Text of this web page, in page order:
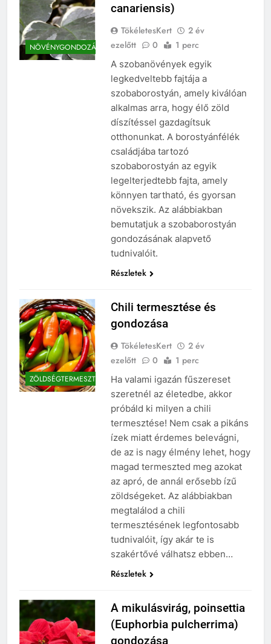
NÖVÉNYGONDOZÁS
canariensis)
TökéletesKert
2 év
ezelőtt
0 1 perc
A szobanövények egyik
legkedveltebb fajtája a
szobaborostyán, amely kiválóan
alkalmas arra, hogy élő zöld
díszítéssel gazdagítsuk
otthonunkat. A borostyánfélék
családjába tartozó
szobaborostyán az egyik
legelterjedtebb fajta, amely
könnyen tartható, és gyorsan
növekszik. Az alábbiakban
bemutatjuk a szobaborostyán
gondozásának alapvető
tudnivalóit.
Részletek
ZÖLDSÉGTERMESZTÉS
Chili termesztése és
gondozása
TökéletesKert
2 év
ezelőtt
0 1 perc
Ha valami igazán fűszereset
szeretnél az életedbe, akkor
próbáld ki milyen a chili
termesztése! Nem csak a pikáns
ízek miatt érdemes belevágni,
de az is nagy élmény lehet, hogy
magad termeszted meg azokat
az apró, de annál erősebb ízű
zöldségeket. Az alábbiakban
megtalálod a chili
termesztésének legfontosabb
tudnivalóit, így akár te is
szakértővé válhatsz ebben…
Részletek
A mikulásvirág, poinsettia
(Euphorbia pulcherrima)
gondozása